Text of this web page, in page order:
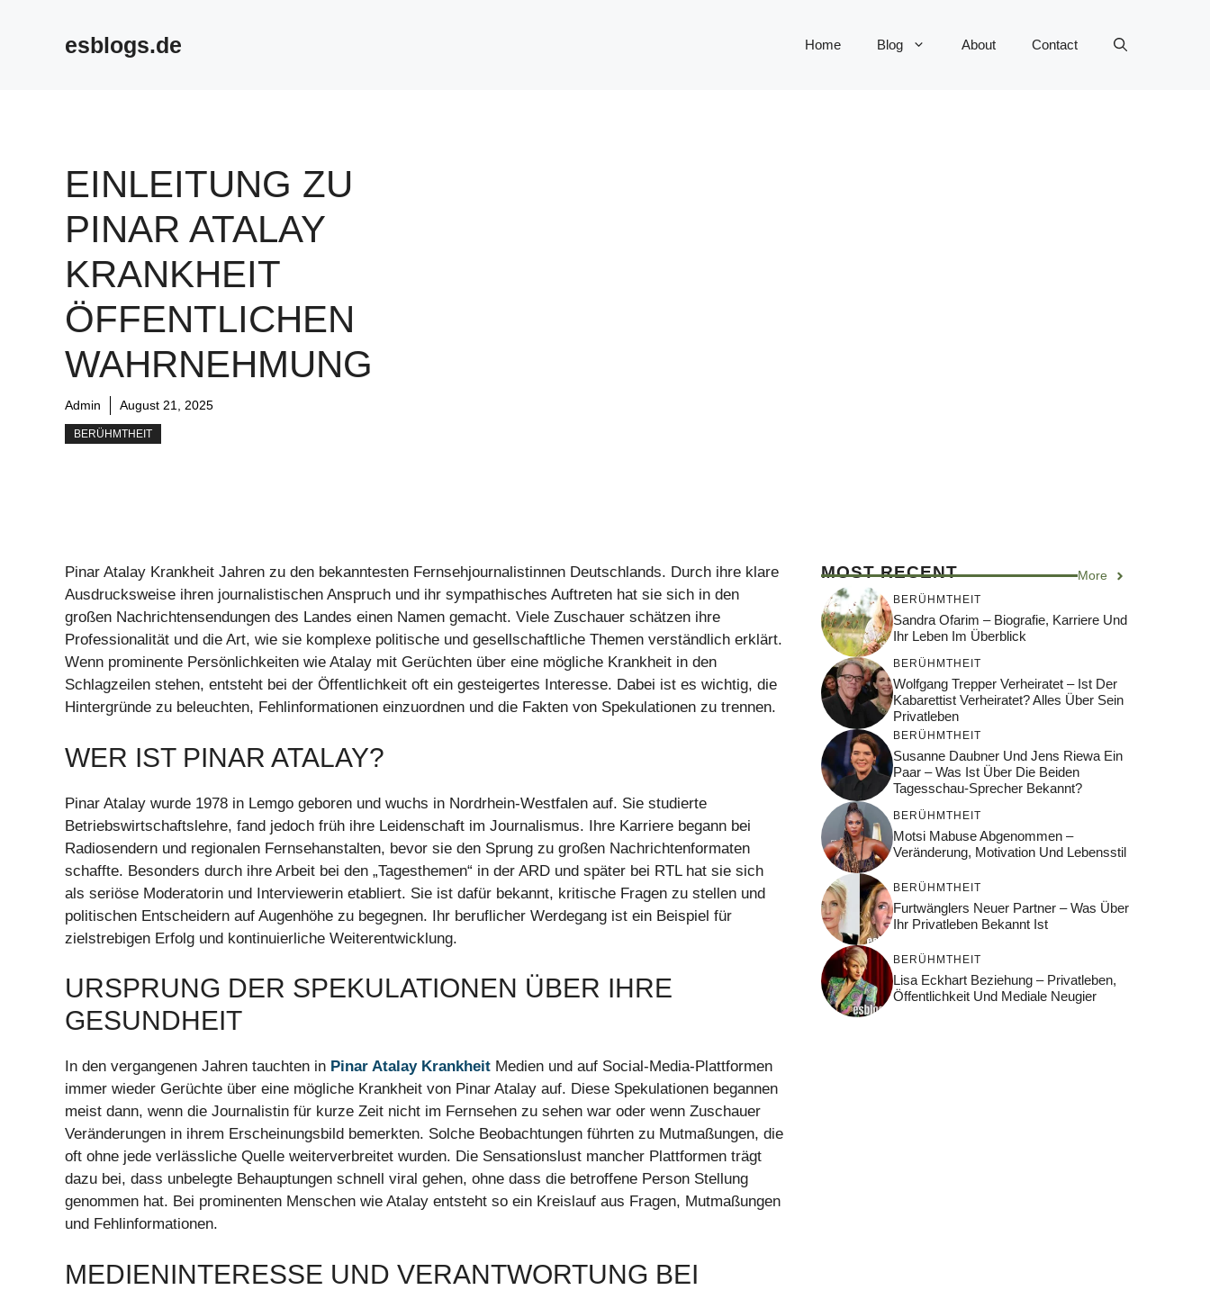
esblogs.de Home Blog About Contact
EINLEITUNG ZU
PINAR ATALAY
KRANKHEIT
ÖFFENTLICHEN
WAHRNEHMUNG
Admin August 21, 2025
BERÜHMTHEIT
Pinar Atalay Krankheit Jahren zu den bekanntesten Fernsehjournalistinnen Deutschlands. Durch ihre klare
Ausdrucksweise ihren journalistischen Anspruch und ihr sympathisches Auftreten hat sie sich in den
großen Nachrichtensendungen des Landes einen Namen gemacht. Viele Zuschauer schätzen ihre
Professionalität und die Art, wie sie komplexe politische und gesellschaftliche Themen verständlich erklärt.
Wenn prominente Persönlichkeiten wie Atalay mit Gerüchten über eine mögliche Krankheit in den
Schlagzeilen stehen, entsteht bei der Öffentlichkeit oft ein gesteigertes Interesse. Dabei ist es wichtig, die
Hintergründe zu beleuchten, Fehlinformationen einzuordnen und die Fakten von Spekulationen zu trennen.
WER IST PINAR ATALAY?
Pinar Atalay wurde 1978 in Lemgo geboren und wuchs in Nordrhein-Westfalen auf. Sie studierte
Betriebswirtschaftslehre, fand jedoch früh ihre Leidenschaft im Journalismus. Ihre Karriere begann bei
Radiosendern und regionalen Fernsehanstalten, bevor sie den Sprung zu großen Nachrichtenformaten
schaffte. Besonders durch ihre Arbeit bei den „Tagesthemen“ in der ARD und später bei RTL hat sie sich
als seriöse Moderatorin und Interviewerin etabliert. Sie ist dafür bekannt, kritische Fragen zu stellen und
politischen Entscheidern auf Augenhöhe zu begegnen. Ihr beruflicher Werdegang ist ein Beispiel für
zielstrebigen Erfolg und kontinuierliche Weiterentwicklung.
URSPRUNG DER SPEKULATIONEN ÜBER IHRE
GESUNDHEIT
In den vergangenen Jahren tauchten in Pinar Atalay Krankheit Medien und auf Social-Media-Plattformen
immer wieder Gerüchte über eine mögliche Krankheit von Pinar Atalay auf. Diese Spekulationen begannen
meist dann, wenn die Journalistin für kurze Zeit nicht im Fernsehen zu sehen war oder wenn Zuschauer
Veränderungen in ihrem Erscheinungsbild bemerkten. Solche Beobachtungen führten zu Mutmaßungen, die
oft ohne jede verlässliche Quelle weiterverbreitet wurden. Die Sensationslust mancher Plattformen trägt
dazu bei, dass unbelegte Behauptungen schnell viral gehen, ohne dass die betroffene Person Stellung
genommen hat. Bei prominenten Menschen wie Atalay entsteht so ein Kreislauf aus Fragen, Mutmaßungen
und Fehlinformationen.
MEDIENINTERESSE UND VERANTWORTUNG BEI
MOST RECENT More
BERÜHMTHEIT
Sandra Ofarim – Biografie, Karriere Und
Ihr Leben Im Überblick
BERÜHMTHEIT
Wolfgang Trepper Verheiratet – Ist Der
Kabarettist Verheiratet? Alles Über Sein
Privatleben
BERÜHMTHEIT
Susanne Daubner Und Jens Riewa Ein
Paar – Was Ist Über Die Beiden
Tagesschau-Sprecher Bekannt?
BERÜHMTHEIT
Motsi Mabuse Abgenommen –
Veränderung, Motivation Und Lebensstil
BERÜHMTHEIT
Furtwänglers Neuer Partner – Was Über
Ihr Privatleben Bekannt Ist
BERÜHMTHEIT
Lisa Eckhart Beziehung – Privatleben,
Öffentlichkeit Und Mediale Neugier